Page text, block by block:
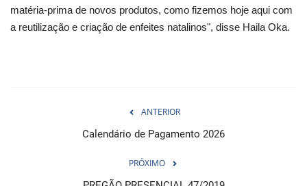
matéria-prima de novos produtos, como fizemos hoje aqui com
a reutilização e criação de enfeites natalinos", disse Haila Oka.
ANTERIOR
Calendário de Pagamento 2026
PRÓXIMO